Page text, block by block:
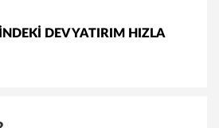
DEV YATIRIM HIZLA